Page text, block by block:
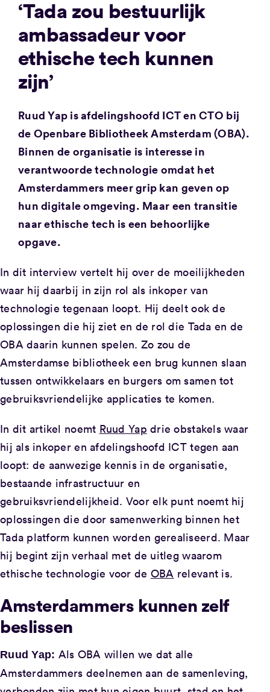
‘Tada zou bestuurlijk
ambassadeur voor
ethische tech kunnen
zijn’
Ruud Yap is afdelingshoofd ICT en CTO bij
de Openbare Bibliotheek Amsterdam (OBA).
Binnen de organisatie is interesse in
verantwoorde technologie omdat het
Amsterdammers meer grip kan geven op
hun digitale omgeving. Maar een transitie
naar ethische tech is een behoorlijke
opgave.
In dit interview vertelt hij over de moeilijkheden
waar hij daarbij in zijn rol als inkoper van
technologie tegenaan loopt. Hij deelt ook de
oplossingen die hij ziet en de rol die Tada en de
OBA daarin kunnen spelen. Zo zou de
Amsterdamse bibliotheek een brug kunnen slaan
tussen ontwikkelaars en burgers om samen tot
gebruiksvriendelijke applicaties te komen.
In dit artikel noemt Ruud Yap drie obstakels waar
hij als inkoper en afdelingshoofd ICT tegen aan
loopt: de aanwezige kennis in de organisatie,
bestaande infrastructuur en
gebruiksvriendelijkheid. Voor elk punt noemt hij
oplossingen die door samenwerking binnen het
Tada platform kunnen worden gerealiseerd. Maar
hij begint zijn verhaal met de uitleg waarom
ethische technologie voor de OBA relevant is.
Amsterdammers kunnen zelf
beslissen
Ruud Yap: Als OBA willen we dat alle
Amsterdammers deelnemen aan de samenleving,